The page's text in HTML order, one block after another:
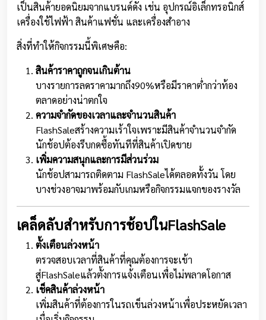
เป็นสินค้ายอดนิยมจากแบรนด์ดัง เช่น อุปกรณ์อิเล็กทรอนิกส์
เครื่องใช้ไฟฟ้า สินค้าแฟชั่น และเครื่องสำอาง
สิ่งที่ทำให้กิจกรรมนี้พิเศษคือ:
สินค้าราคาถูกจนเกินต้าน
บางรายการลดราคามากถึง90%หรือมีราคาต่ำกว่าท้อง
ตลาดอย่างน่าตกใจ
ความจำกัดของเวลาและจำนวนสินค้า
FlashSaleสร้างความเร้าใจเพราะมีสินค้าจำนวนจำกัด
นักช้อปต้องรีบกดซื้อทันทีที่สินค้าเปิดขาย
เพิ่มความสนุกและการมีส่วนร่วม
นักช้อปสามารถติดตาม FlashSaleได้ตลอดทั้งวัน โดย
บางช่วงอาจมาพร้อมกับเกมหรือกิจกรรมแจกของรางวัล
เคล็ดลับสำหรับการช้อปในFlashSale
ตั้งเตือนล่วงหน้า
ตรวจสอบเวลาที่สินค้าที่คุณต้องการจะเข้า
สู่FlashSaleแล้วตั้งการแจ้งเตือนเพื่อไม่พลาดโอกาส
เช็คสินค้าล่วงหน้า
เพิ่มสินค้าที่ต้องการในรถเข็นล่วงหน้าเพื่อประหยัดเวลา